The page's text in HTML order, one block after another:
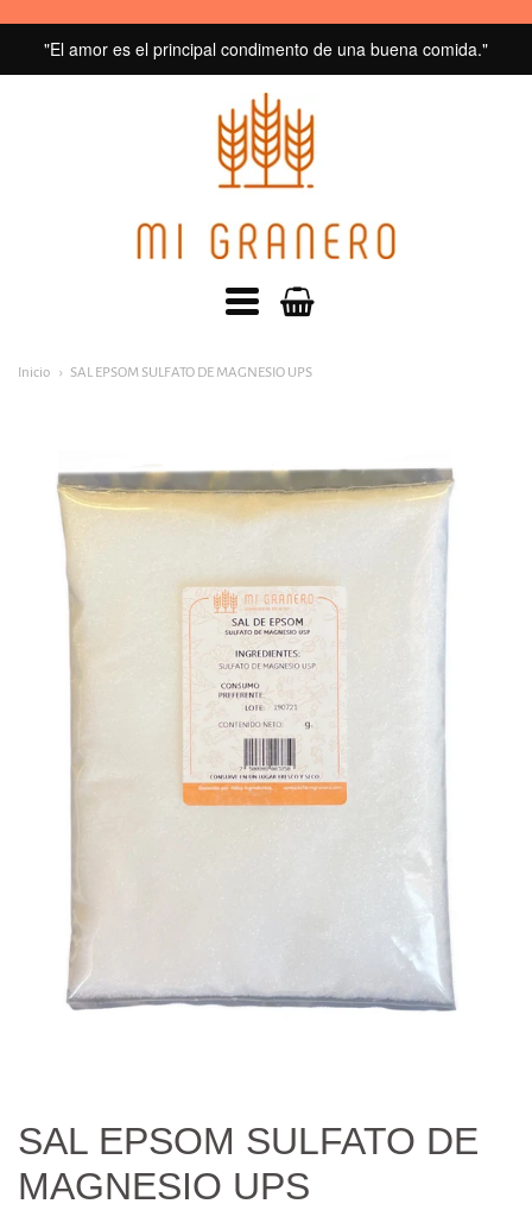
"El amor es el principal condimento de una buena comida."
Menú
Inicio SAL EPSOM SULFATO DE MAGNESIO UPS
SAL EPSOM SULFATO DE
MAGNESIO UPS